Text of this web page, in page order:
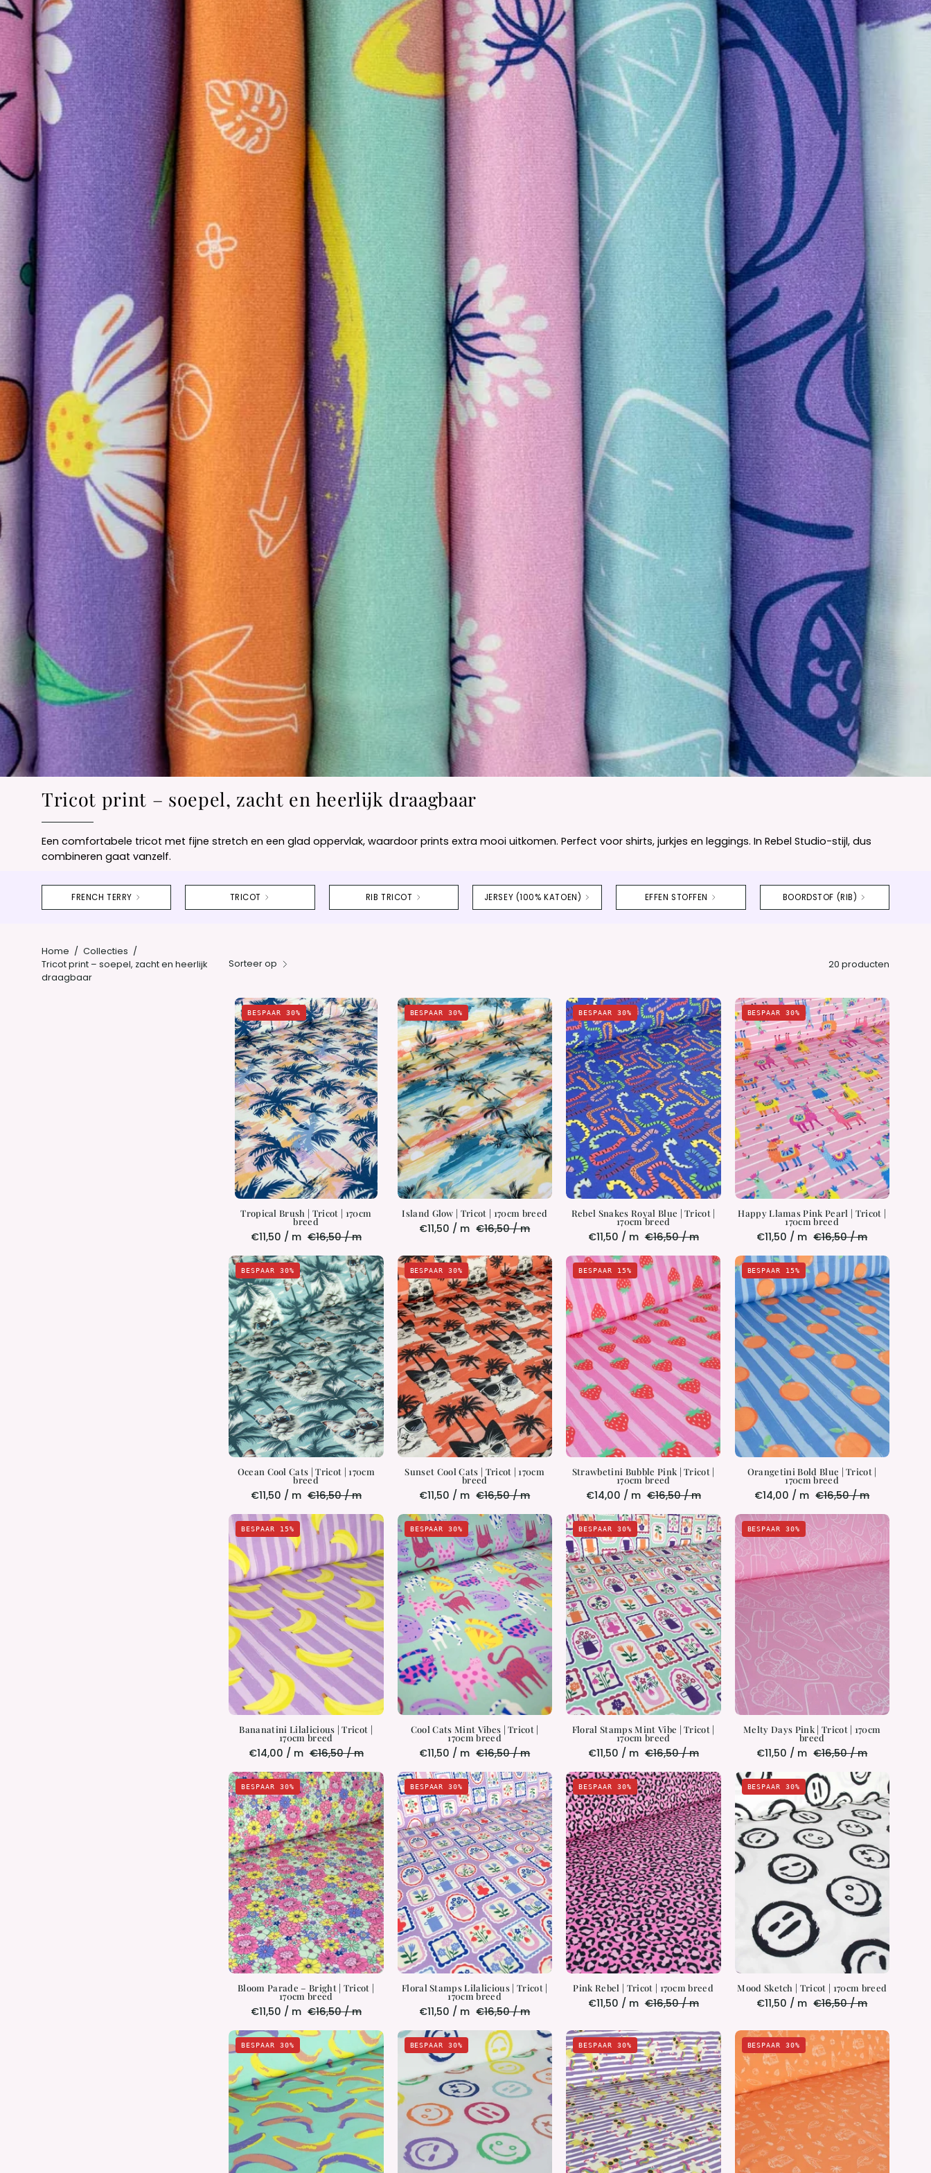
Tricot print – soepel, zacht en heerlijk draagbaar
Een comfortabele tricot met fijne stretch en een glad oppervlak, waardoor prints extra mooi uitkomen. Perfect voor shirts, jurkjes en leggings. In Rebel Studio-stijl, dus
combineren gaat vanzelf.
FRENCH TERRY TRICOT RIB TRICOT JERSEY (100% KATOEN) EFFEN STOFFEN BOORDSTOF (RIB)
Home / Collecties /
Tricot print – soepel, zacht en heerlijk
draagbaar
Sorteer op 20 producten
Tropical
Brush
|
Tricot
|
170cm
breed
BESPAAR 30%
Tropical Brush | Tricot | 170cm
breed
€11,50 / m €16,50 / m
Island
Glow
|
Tricot
|
170cm
breed
BESPAAR 30%
Island Glow | Tricot | 170cm breed
€11,50 / m €16,50 / m
Rebel
Snakes
Royal
Blue
|
Tricot
|
170cm
breed
BESPAAR 30%
Rebel Snakes Royal Blue | Tricot |
170cm breed
€11,50 / m €16,50 / m
Happy
Llamas
Pink
Pearl
|
Tricot
|
170cm
breed
BESPAAR 30%
Happy Llamas Pink Pearl | Tricot |
170cm breed
€11,50 / m €16,50 / m
Ocean
Cool
Cats
|
Tricot
|
170cm
breed
BESPAAR 30%
Ocean Cool Cats | Tricot | 170cm
breed
€11,50 / m €16,50 / m
Sunset
Cool
Cats
|
Tricot
|
170cm
breed
BESPAAR 30%
Sunset Cool Cats | Tricot | 170cm
breed
€11,50 / m €16,50 / m
Strawbetini
Bubble
Pink
|
Tricot
|
170cm
breed
BESPAAR 15%
Strawbetini Bubble Pink | Tricot |
170cm breed
€14,00 / m €16,50 / m
Orangetini
Bold
Blue
|
Tricot
|
170cm
breed
BESPAAR 15%
Orangetini Bold Blue | Tricot |
170cm breed
€14,00 / m €16,50 / m
Bananatini
Lilalicious
|
Tricot
|
170cm
breed
BESPAAR 15%
Bananatini Lilalicious | Tricot |
170cm breed
€14,00 / m €16,50 / m
Cool
Cats
Mint
Vibes
|
Tricot
|
170cm
breed
BESPAAR 30%
Cool Cats Mint Vibes | Tricot |
170cm breed
€11,50 / m €16,50 / m
Floral
Stamps
Mint
Vibe
|
Tricot
|
170cm
breed
BESPAAR 30%
Floral Stamps Mint Vibe | Tricot |
170cm breed
€11,50 / m €16,50 / m
Melty
Days
Pink
|
Tricot
|
170cm
breed
BESPAAR 30%
Melty Days Pink | Tricot | 170cm
breed
€11,50 / m €16,50 / m
Bloom
Parade
–
Bright
|
Tricot
|
170cm
breed
BESPAAR 30%
Bloom Parade – Bright | Tricot |
170cm breed
€11,50 / m €16,50 / m
Floral
Stamps
Lilalicious
|
Tricot
|
170cm
breed
BESPAAR 30%
Floral Stamps Lilalicious | Tricot |
170cm breed
€11,50 / m €16,50 / m
Pink
Rebel
|
Tricot
|
170cm
breed
BESPAAR 30%
Pink Rebel | Tricot | 170cm breed
€11,50 / m €16,50 / m
Mood
Sketch
|
Tricot
|
170cm
breed
BESPAAR 30%
Mood Sketch | Tricot | 170cm breed
€11,50 / m €16,50 / m
Go
Bananas!
|
Tricot
|
170cm
breed
BESPAAR 30%
Mood
Swings
Tricot
|
170cm
breed
BESPAAR 30%
Too
Cool
for
Magic
|
Tricot
|
170cm
BESPAAR 30%
Sunset
Cruiser
|
Tricot
|
170cm
breed
BESPAAR 30%